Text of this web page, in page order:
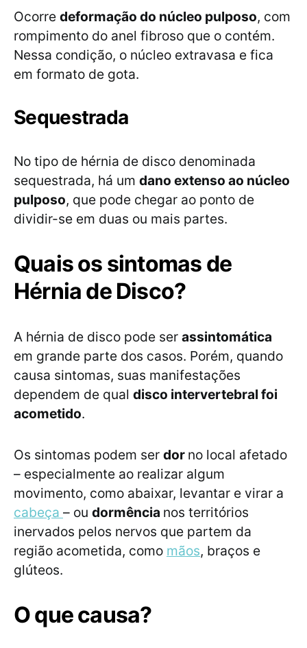
Ocorre deformação do núcleo pulposo, com
rompimento do anel fibroso que o contém.
Nessa condição, o núcleo extravasa e fica
em formato de gota.
Sequestrada
No tipo de hérnia de disco denominada
sequestrada, há um dano extenso ao núcleo
pulposo, que pode chegar ao ponto de
dividir-se em duas ou mais partes.
Quais os sintomas de
Hérnia de Disco?
A hérnia de disco pode ser assintomática
em grande parte dos casos. Porém, quando
causa sintomas, suas manifestações
dependem de qual disco intervertebral foi
acometido.
Os sintomas podem ser dor no local afetado
– especialmente ao realizar algum
movimento, como abaixar, levantar e virar a
cabeça – ou dormência nos territórios
inervados pelos nervos que partem da
região acometida, como mãos, braços e
glúteos.
O que causa?